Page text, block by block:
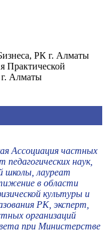
РК г. Алматы
Практической
Алматы
Ассоциация частных
педагогических наук,
школы, лауреат
в области
культуры и
РК, эксперт,
организаций
при Министерстве